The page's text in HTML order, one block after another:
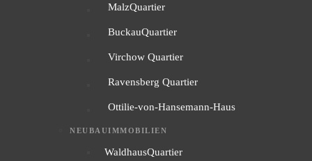
MalzQuartier
BuckauQuartier
Virchow Quartier
Ravensberg Quartier
Ottilie-von-Hansemann-Haus
NEUBAUIMMOBILIEN
WaldhausQuartier